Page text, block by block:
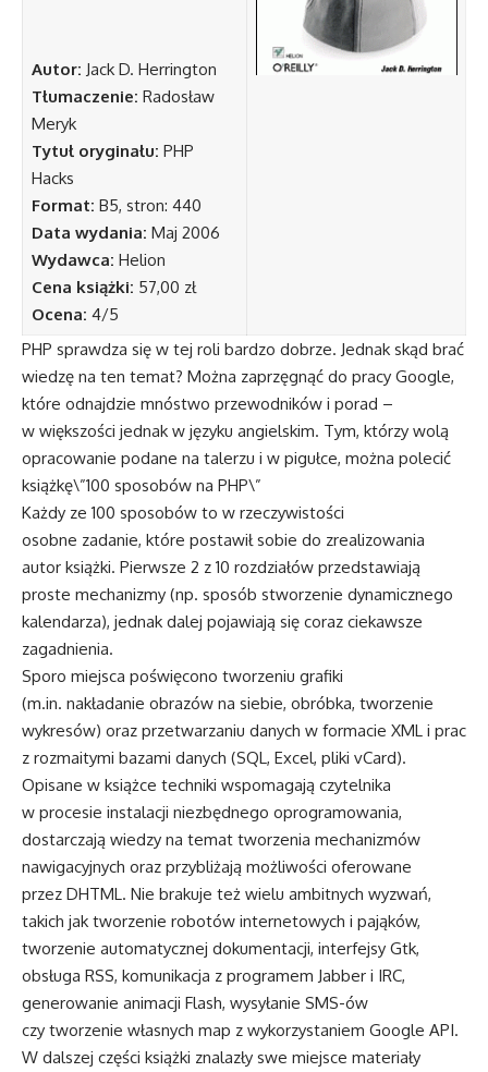
Autor: Jack D. Herrington
Tłumaczenie: Radosław
Meryk
Tytuł oryginału: PHP
Hacks
Format: B5, stron: 440
Data wydania: Maj 2006
Wydawca: Helion
Cena książki: 57,00 zł
Ocena: 4/5
PHP sprawdza się w tej roli bardzo dobrze. Jednak skąd brać
wiedzę na ten temat? Można zaprzęgnąć do pracy Google,
które odnajdzie mnóstwo przewodników i porad –
w większości jednak w języku angielskim. Tym, którzy wolą
opracowanie podane na talerzu i w pigułce, można polecić
książkę\”100 sposobów na PHP\”
Każdy ze 100 sposobów to w rzeczywistości
osobne zadanie, które postawił sobie do zrealizowania
autor książki. Pierwsze 2 z 10 rozdziałów przedstawiają
proste mechanizmy (np. sposób stworzenie dynamicznego
kalendarza), jednak dalej pojawiają się coraz ciekawsze
zagadnienia.
Sporo miejsca poświęcono tworzeniu grafiki
(m.in. nakładanie obrazów na siebie, obróbka, tworzenie
wykresów) oraz przetwarzaniu danych w formacie XML i prac
z rozmaitymi bazami danych (SQL, Excel, pliki vCard).
Opisane w książce techniki wspomagają czytelnika
w procesie instalacji niezbędnego oprogramowania,
dostarczają wiedzy na temat tworzenia mechanizmów
nawigacyjnych oraz przybliżają możliwości oferowane
przez DHTML. Nie brakuje też wielu ambitnych wyzwań,
takich jak tworzenie robotów internetowych i pająków,
tworzenie automatycznej dokumentacji, interfejsy Gtk,
obsługa RSS, komunikacja z programem Jabber i IRC,
generowanie animacji Flash, wysyłanie SMS-ów
czy tworzenie własnych map z wykorzystaniem Google API.
W dalszej części książki znalazły swe miejsce materiały